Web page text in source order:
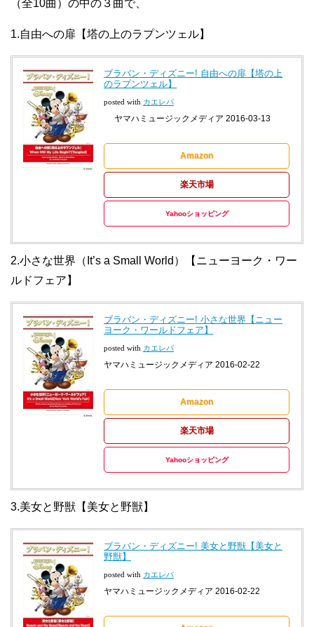
（全10曲）の中の３曲で、
1.自由への扉【塔の上のラプンツェル】
ブラバン・ディズニー! 自由への扉【塔の上
のラプンツェル】
posted with カエレバ
ヤマハミュージックメディア 2016-03-13
Amazon
楽天市場
Yahooショッピング
2.小さな世界（It’s a Small World）【ニューヨーク・ワー
ルドフェア】
ブラバン・ディズニー! 小さな世界【ニュー
ヨーク・ワールドフェア】
posted with カエレバ
ヤマハミュージックメディア 2016-02-22
Amazon
楽天市場
Yahooショッピング
3.美女と野獣【美女と野獣】
ブラバン・ディズニー! 美女と野獣【美女と
野獣】
posted with カエレバ
ヤマハミュージックメディア 2016-02-22